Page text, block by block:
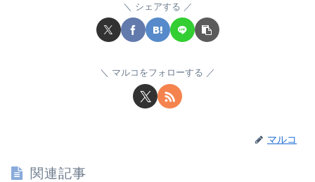
シェアする
マルコをフォローする
マルコ
関連記事